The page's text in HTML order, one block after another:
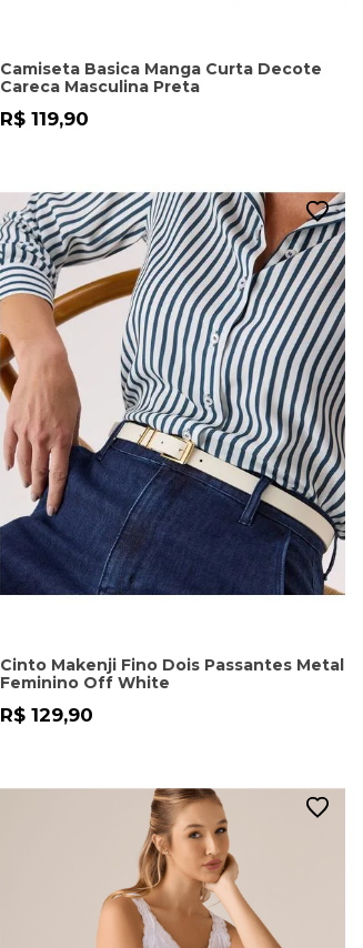
Camiseta Basica Manga Curta Decote
Careca Masculina Preta
R$ 119,90
Cinto Makenji Fino Dois Passantes Metal
Feminino Off White
R$ 129,90